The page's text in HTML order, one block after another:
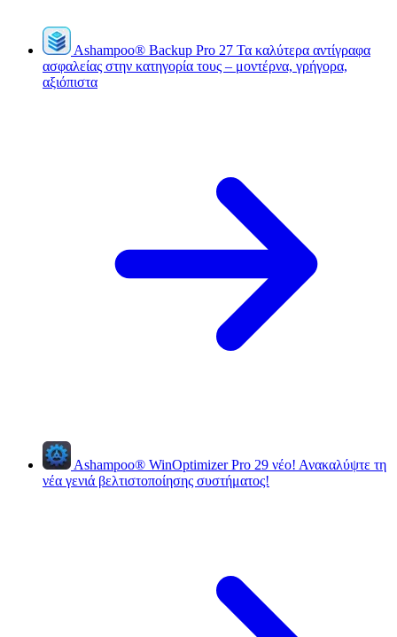
Ashampoo® Backup Pro 27 Τα καλύτερα αντίγραφα
ασφαλείας στην κατηγορία τους – μοντέρνα, γρήγορα,
αξιόπιστα
Ashampoo® WinOptimizer Pro 29 νέο! Ανακαλύψτε τη
νέα γενιά βελτιστοποίησης συστήματος!